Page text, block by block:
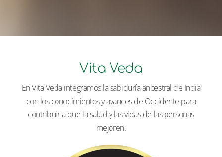
Vita Veda
En Vita Veda integramos la sabiduría ancestral de India
con los conocimientos y avances de Occidente para
contribuir a que la salud y las vidas de las personas
mejoren.